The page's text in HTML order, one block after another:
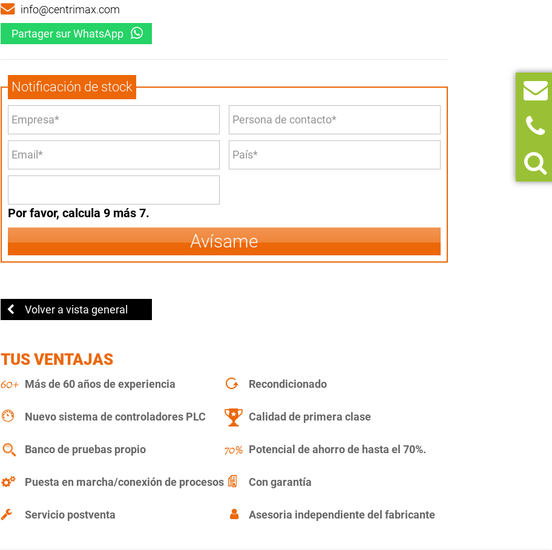
info@centrimax.com
Partager sur WhatsApp
Notificación de stock
Por favor, calcula 9 más 7.
Avísame
Volver a vista general
TUS VENTAJAS
Más de 60 años de experiencia Recondicionado
Nuevo sistema de controladores PLC Calidad de primera clase
Banco de pruebas propio Potencial de ahorro de hasta el 70%.
Puesta en marcha/conexión de procesos Con garantía
Servicio postventa Asesoria independiente del fabricante